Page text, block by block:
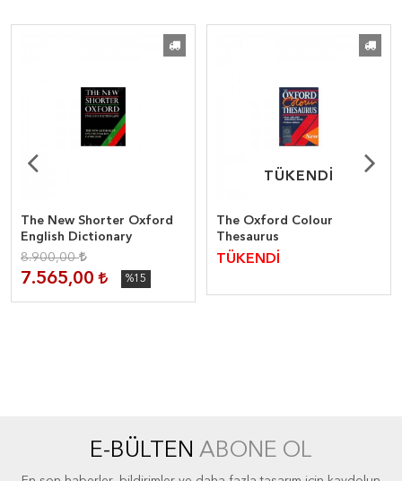
The New Shorter Oxford
English Dictionary
8.900,00
7.565,00 %15
TÜKENDİ
TÜKENDİ
The Oxford Colour
Thesaurus
TÜKENDİ
E-BÜLTEN ABONE OL